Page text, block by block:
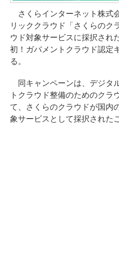
さくらインターネット株式
リッククラウド「さくらのク
ウド対象サービスに採択され
初！ガバメントクラウド認定
る。
同キャンペーンは、デジタ
トクラウド整備のためのクラ
て、さくらのクラウドが国内
象サービスとして採択された